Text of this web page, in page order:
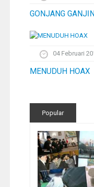
GONJANG
04 Februari
MENUDUH HOAX
Popular